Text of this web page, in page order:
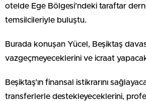
otelde Ege Bölgesi’ndeki taraftar
temsilcileriyle buluştu.
Burada konuşan Yücel, Beşiktaş
vazgeçmeyeceklerini ve icraat
Beşiktaş’ın finansal istikrarını
transferlerle destekleyeceklerini,